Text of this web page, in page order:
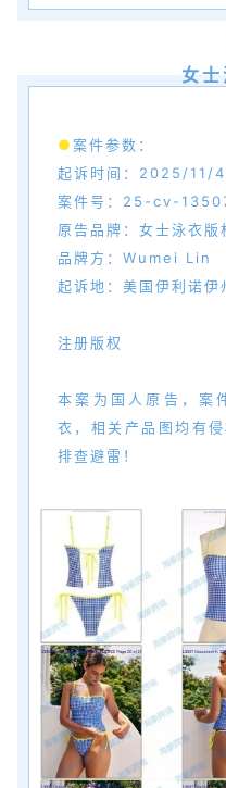
女
●案件参数：
起诉时间：2025/11/4
案件号：25-cv-
原告品牌：女士泳衣版
品牌方：Wumei Lin
起诉地：美国伊利诺伊
注册版权
本案为国人原告，案
衣，相关产品图均有
排查避雷！